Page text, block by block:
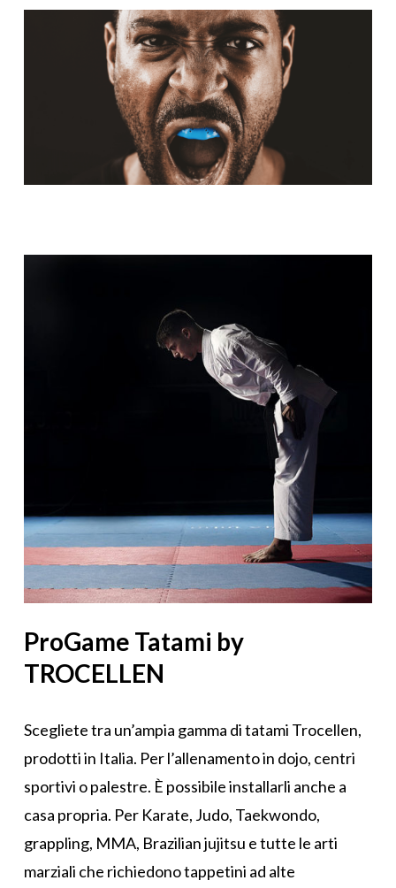
ProGame Tatami by
TROCELLEN
Scegliete tra un’ampia gamma di tatami Trocellen,
prodotti in Italia. Per l’allenamento in dojo, centri
sportivi o palestre. È possibile installarli anche a
casa propria. Per Karate, Judo, Taekwondo,
grappling, MMA, Brazilian jujitsu e tutte le arti
marziali che richiedono tappetini ad alte